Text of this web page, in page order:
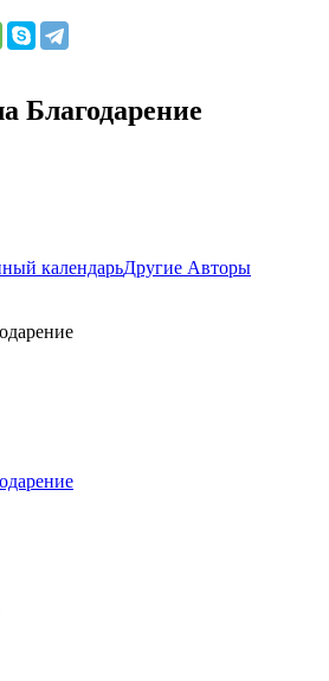
Благодарение
календарьДругие Aвторы